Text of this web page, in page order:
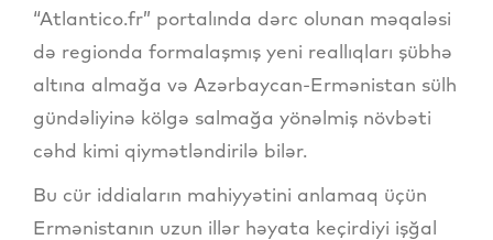
“Atlantico.fr” portalında dərc olunan məqaləsi
də regionda formalaşmış yeni reallıqları şübhə
altına almağa və Azərbaycan-Ermənistan sülh
gündəliyinə kölgə salmağa yönəlmiş növbəti
cəhd kimi qiymətləndirilə bilər.
Bu cür iddiaların mahiyyətini anlamaq üçün
Ermənistanın uzun illər həyata keçirdiyi işğal